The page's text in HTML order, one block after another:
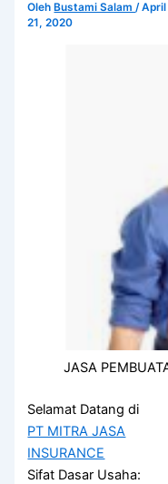
Oleh Bustami Salam/April
21, 2020
JASA
Selamat Datang di
PT MITRA JASA
INSURANCE
Sifat Dasar Usaha: